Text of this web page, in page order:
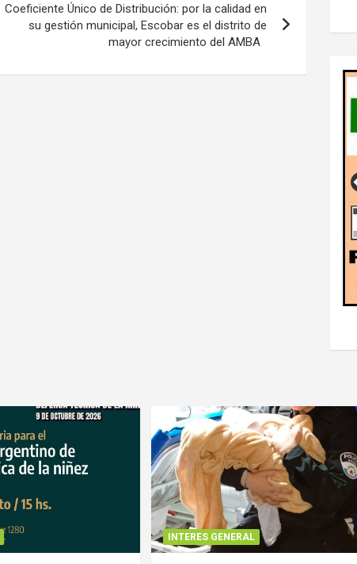
Coeficiente Único de Distribución: por la calidad en
su gestión municipal, Escobar es el distrito de
mayor crecimiento del AMBA
INTERES GENERAL